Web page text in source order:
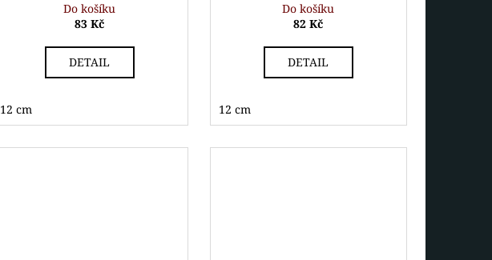
Do košíku
83 Kč
DETAIL
12 cm
Do košíku
82 Kč
DETAIL
12 cm